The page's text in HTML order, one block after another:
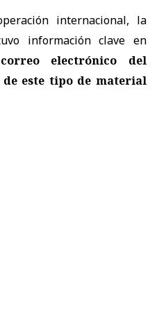
internacional, la
información clave en
electrónico del
este tipo de material